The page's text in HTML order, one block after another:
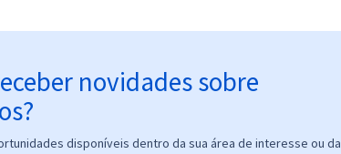
novidades sobre
disponíveis dentro da sua área de interesse ou da